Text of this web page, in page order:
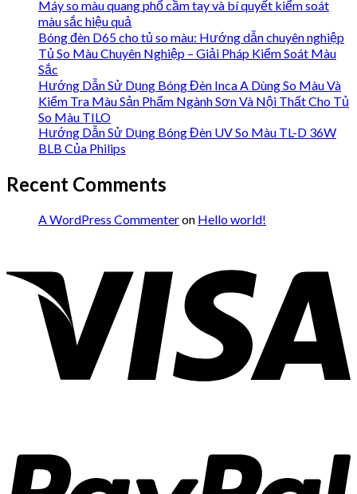
Máy so màu quang phổ cầm tay và bí quyết kiểm soát
màu sắc hiệu quả
Bóng đèn D65 cho tủ so màu: Hướng dẫn chuyên nghiệp
Tủ So Màu Chuyên Nghiệp – Giải Pháp Kiểm Soát Màu
Sắc
Hướng Dẫn Sử Dụng Bóng Đèn Inca A Dùng So Màu Và
Kiểm Tra Màu Sản Phẩm Ngành Sơn Và Nội Thất Cho Tủ
So Màu TILO
Hướng Dẫn Sử Dụng Bóng Đèn UV So Màu TL-D 36W
BLB Của Philips
Recent Comments
A WordPress Commenteron Hello world!